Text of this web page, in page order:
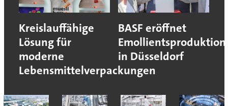
Kreislauffähige
Lösung für
moderne
Lebensmittelverpackungen
BASF eröffnet
Emollientsproduktion
in Düsseldorf